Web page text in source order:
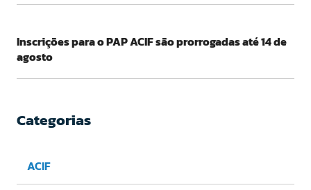
Inscrições para o PAP ACIF são prorrogadas até 14 de
agosto
Categorias
ACIF